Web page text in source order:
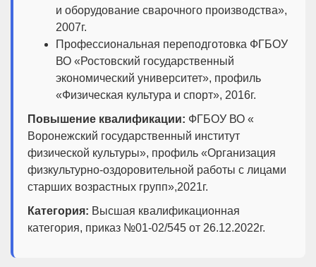
и оборудование сварочного производства»,
2007г.
Профессиональная переподготовка ФГБОУ
ВО «Ростовский государственный
экономический университет», профиль
«Физическая культура и спорт», 2016г.
Повышение квалификации: ФГБОУ ВО «
Воронежский государственный институт
физической культуры», профиль «Организация
физкультурно-оздоровительной работы с лицами
старших возрастных групп»,2021г.
Категория: Высшая квалификационная
категория, приказ №01-02/545 от 26.12.2022г.